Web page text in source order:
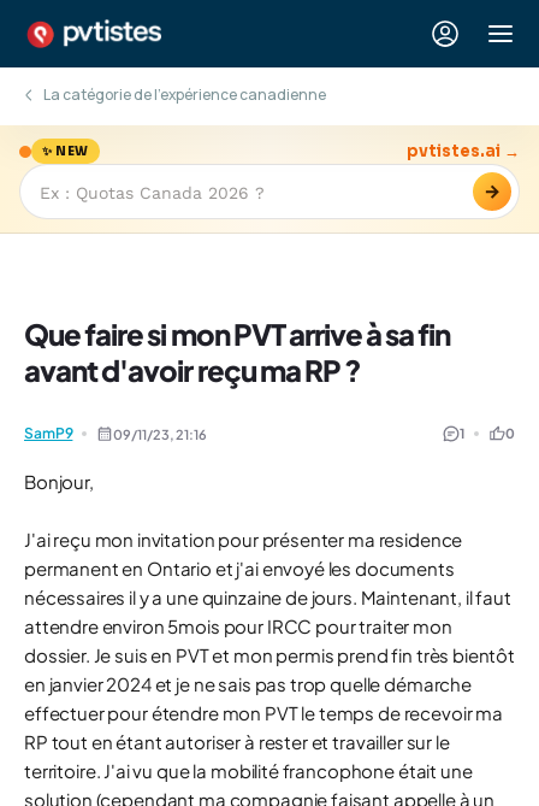
La catégorie de l'expérience canadienne
✨ NEW
→
pvtistes.ai →
Que faire si mon PVT arrive à sa fin
avant d'avoir reçu ma RP ?
SamP9 09/11/23,21:16 1 0
Bonjour,
J'ai reçu mon invitation pour présenter ma residence
permanent en Ontario et j'ai envoyé les documents
nécessaires il y a une quinzaine de jours. Maintenant, il faut
attendre environ 5mois pour IRCC pour traiter mon
dossier. Je suis en PVT et mon permis prend fin très bientôt
en janvier 2024 et je ne sais pas trop quelle démarche
effectuer pour étendre mon PVT le temps de recevoir ma
RP tout en étant autoriser à rester et travailler sur le
territoire. J'ai vu que la mobilité francophone était une
solution (cependant ma compagnie faisant appelle à un